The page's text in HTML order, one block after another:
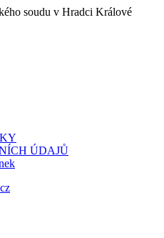
soudu v Hradci Králové
ÚDAJŮ